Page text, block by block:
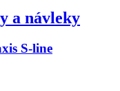
a návleky
S-line